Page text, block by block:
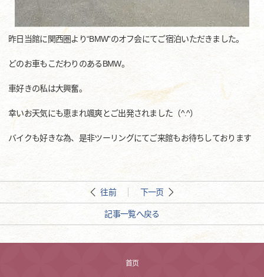
昨日当館に関西圏より“BMW”のオフ会にてご宿泊いただきました。
どのお車もこだわりのあるBMW。
車好きの私は大興奮。
幸いお天気にも恵まれ颯爽とご出発されました（^.^）
バイクも好きな為、是非ツーリングにてご来館もお待ちしております
往前 下一页
記事一覧へ戻る
首页